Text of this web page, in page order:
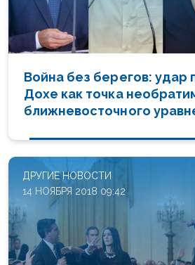
Война без берегов: удар
Дохе как точка
ближневосточного
ДРУГИЕ НОВОСТИ
14 НОЯБРЯ 2018 09:42